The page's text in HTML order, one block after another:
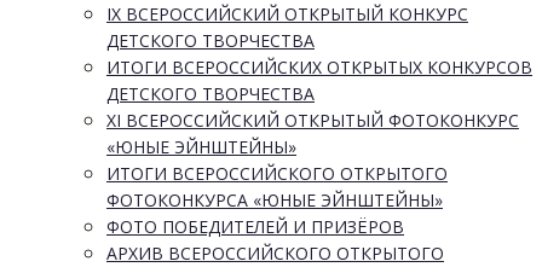
IX ВСЕРОССИЙСКИЙ ОТКРЫТЫЙ КОНКУРС
ДЕТСКОГО ТВОРЧЕСТВА
ИТОГИ ВСЕРОССИЙСКИХ ОТКРЫТЫХ КОНКУРСОВ
ДЕТСКОГО ТВОРЧЕСТВА
XI ВСЕРОССИЙСКИЙ ОТКРЫТЫЙ ФОТОКОНКУРС
«ЮНЫЕ ЭЙНШТЕЙНЫ»
ИТОГИ ВСЕРОССИЙСКОГО ОТКРЫТОГО
ФОТОКОНКУРСА «ЮНЫЕ ЭЙНШТЕЙНЫ»
ФОТО ПОБЕДИТЕЛЕЙ И ПРИЗЁРОВ
АРХИВ ВСЕРОССИЙСКОГО ОТКРЫТОГО